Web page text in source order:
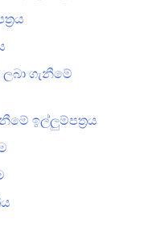
ගැනීමේ
ඉල්ලුම්පත්‍රය